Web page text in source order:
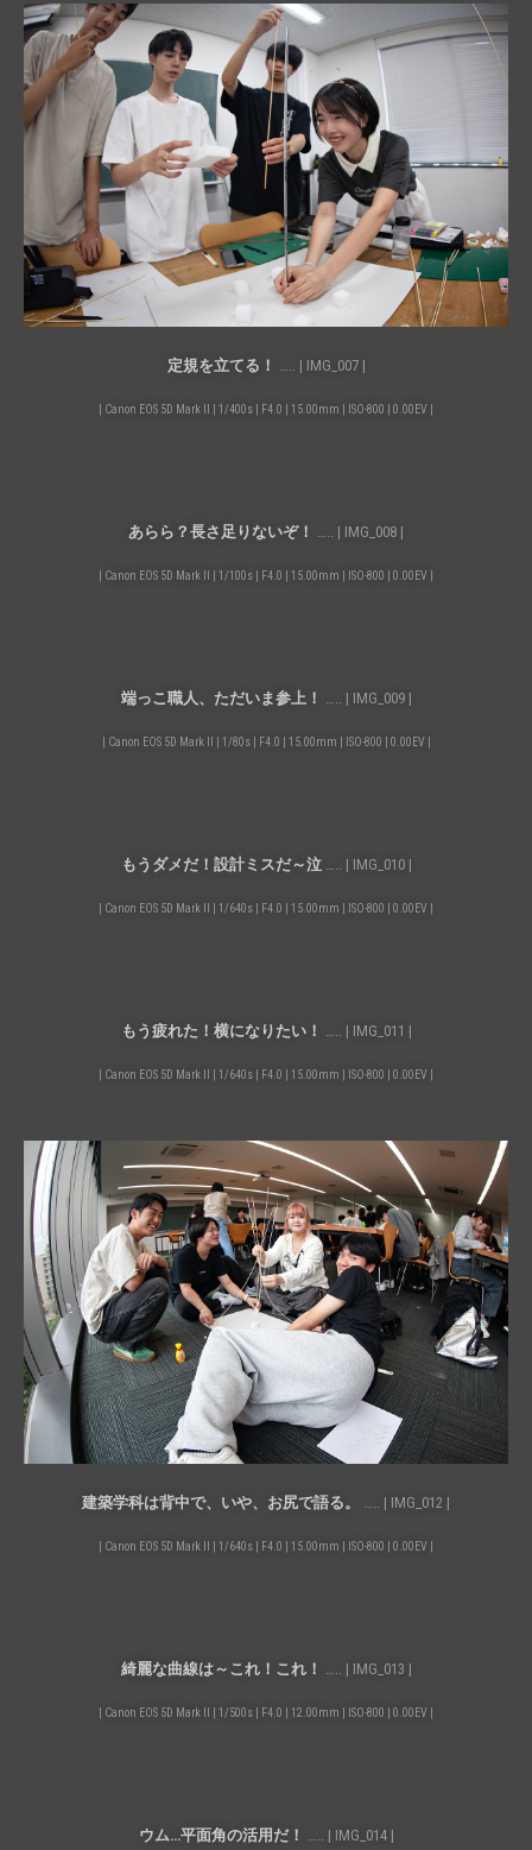
定規を立てる！ ….. | IMG_007 |
| Canon EOS 5D Mark II | 1/400s | F4.0 | 15.00mm | ISO-800 | 0.00EV |
あらら？長さ足りないぞ！ ….. | IMG_008 |
| Canon EOS 5D Mark II | 1/100s | F4.0 | 15.00mm | ISO-800 | 0.00EV |
端っこ職人、ただいま参上！ ….. | IMG_009 |
| Canon EOS 5D Mark II | 1/80s | F4.0 | 15.00mm | ISO-800 | 0.00EV |
もうダメだ！設計ミスだ～泣….. | IMG_010 |
| Canon EOS 5D Mark II | 1/640s | F4.0 | 15.00mm | ISO-800 | 0.00EV |
もう疲れた！横になりたい！ ….. | IMG_011 |
| Canon EOS 5D Mark II | 1/640s | F4.0 | 15.00mm | ISO-800 | 0.00EV |
建築学科は背中で、いや、お尻で語る。 ….. | IMG_012 |
| Canon EOS 5D Mark II | 1/640s | F4.0 | 15.00mm | ISO-800 | 0.00EV |
綺麗な曲線は～これ！これ！ ….. | IMG_013 |
| Canon EOS 5D Mark II | 1/500s | F4.0 | 12.00mm | ISO-800 | 0.00EV |
ウム…平面角の活用だ！ ….. | IMG_014 |